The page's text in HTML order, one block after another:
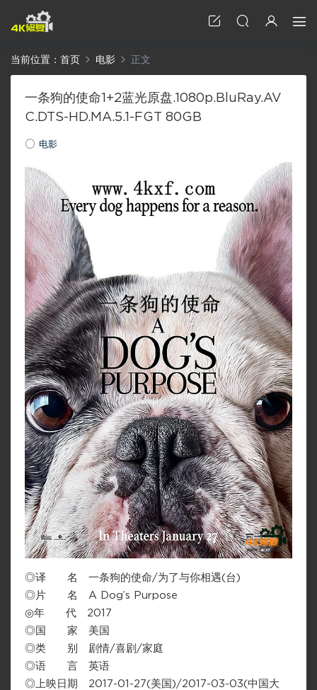
当前位置： 首页 电影 正文
一条狗的使命1+2蓝光原盘.1080p.BluRay.AV
C.DTS-HD.MA.5.1-FGT 80GB
电影
◎译 名 一条狗的使命/为了与你相遇(台)
◎片 名 A Dog’s Purpose
◎年 代 2017
◎国 家 美国
◎类 别 剧情/喜剧/家庭
◎语 言 英语
◎上映日期 2017-01-27(美国)/2017-03-03(中国大